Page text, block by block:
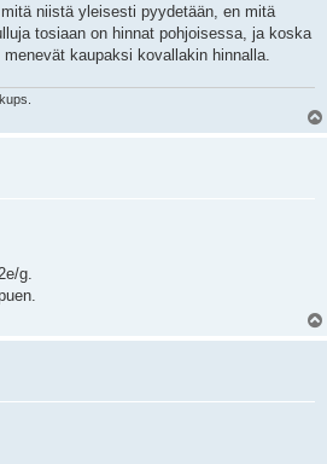
niistä yleisesti pyydetään, en mitä
tosiaan on hinnat pohjoisessa, ja koska
kaupaksi kovallakin hinnalla.
g.